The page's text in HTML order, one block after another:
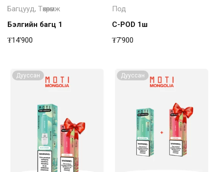
Багцууд, Төхөөрөмж
Бэлгийн багц 1
₮14'900
Под
C-POD 1ш
₮7'900
Дууссан Дууссан